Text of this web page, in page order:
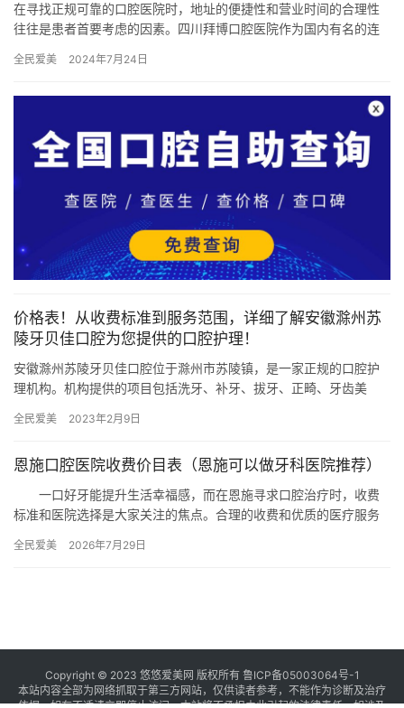
在寻找正规可靠的口腔医院时，地址的便捷性和营业时间的合理性
往往是患者首要考虑的因素。四川拜博口腔医院作为国内有名的连
大的便…
全民爱美 2024年7月24日
价格表！从收费标准到服务范围，详细了解安徽滁州苏
陵牙贝佳口腔为您提供的口腔护理！
安徽滁州苏陵牙贝佳口腔位于滁州市苏陵镇，是一家正规的口腔护
理机构。机构提供的项目包括洗牙、补牙、拔牙、正畸、牙齿美
元…
全民爱美 2023年2月9日
恩施口腔医院收费价目表（恩施可以做牙科医院推荐）
一口好牙能提升生活幸福感，而在恩施寻求口腔治疗时，收费
标准和医院选择是大家关注的焦点。合理的收费和优质的医疗服务
表以及…
全民爱美 2026年7月29日
Copyright © 2023 悠悠爱美网 版权所有 鲁ICP备05003064号-1
本站内容全部为网络抓取于第三方网站，仅供读者参考，不能作为诊断及治疗